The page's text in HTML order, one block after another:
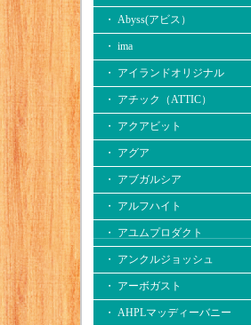
・ Abyss(アビス）
・ ima
・ アイランドオリジナル
・ アチック（ATTIC）
・ アクアビット
・ アグア
・ アブガルシア
・ アルフハイト
・ アユムプロダクト
・ アンクルジョッシュ
・ アーボガスト
・ AHPLマッディーバニー